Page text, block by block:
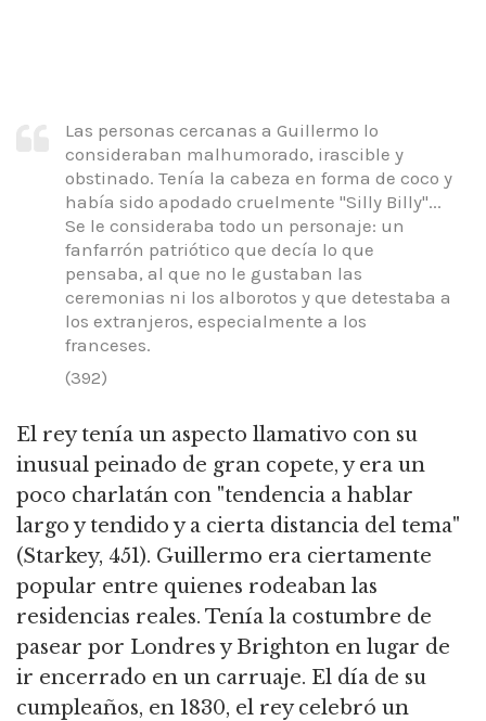
Las personas cercanas a Guillermo lo
consideraban malhumorado, irascible y
obstinado. Tenía la cabeza en forma de coco y
había sido apodado cruelmente "Silly Billy"...
Se le consideraba todo un personaje: un
fanfarrón patriótico que decía lo que
pensaba, al que no le gustaban las
ceremonias ni los alborotos y que detestaba a
los extranjeros, especialmente a los
franceses.
(392)
El rey tenía un aspecto llamativo con su
inusual peinado de gran copete, y era un
poco charlatán con "tendencia a hablar
largo y tendido y a cierta distancia del tema"
(Starkey, 451). Guillermo era ciertamente
popular entre quienes rodeaban las
residencias reales. Tenía la costumbre de
pasear por Londres y Brighton en lugar de
ir encerrado en un carruaje. El día de su
cumpleaños, en 1830, el rey celebró un